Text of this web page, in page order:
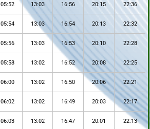
05:52 13:03 16:56 20:15 22:36
05:54 13:03 16:54 20:13 22:32
05:56 13:03 16:53 20:10 22:28
05:58 13:02 16:52 20:08 22:25
06:00 13:02 16:50 20:06 22:21
06:02 13:02 16:49 20:03 22:17
06:03 13:02 16:47 20:01 22:13